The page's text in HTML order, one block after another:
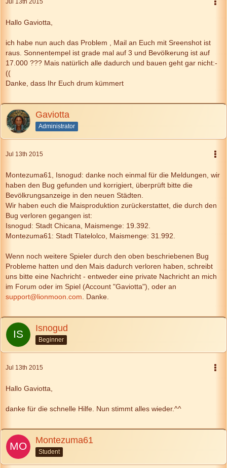
Jul 13th 2015
Hallo Gaviotta,
ich habe nun auch das Problem , Mail an Euch mit Sreenshot ist
raus. Sonnentempel ist grade mal auf 3 und Bevölkerung ist auf
17.000 ??? Mais natürlich alle dadurch und bauen geht gar nicht:-
((
Danke, dass Ihr Euch drum kümmert
Gaviotta
Administrator
Jul 13th 2015
Montezuma61, Isnogud: danke noch einmal für die Meldungen, wir
haben den Bug gefunden und korrigiert, überprüft bitte die
Bevölkrungsanzeige in den neuen Städten.
Wir haben euch die Maisproduktion zurückerstattet, die durch den
Bug verloren gegangen ist:
Isnogud: Stadt Chicana, Maismenge: 19.392.
Montezuma61: Stadt Tlatelolco, Maismenge: 31.992.
Wenn noch weitere Spieler durch den oben beschriebenen Bug
Probleme hatten und den Mais dadurch verloren haben, schreibt
uns bitte eine Nachricht - entweder eine private Nachricht an mich
im Forum oder im Spiel (Account "Gaviotta"), oder an
support@lionmoon.com . Danke.
Isnogud
Beginner
Jul 13th 2015
Hallo Gaviotta,
danke für die schnelle Hilfe. Nun stimmt alles wieder.^^
Montezuma61
Student